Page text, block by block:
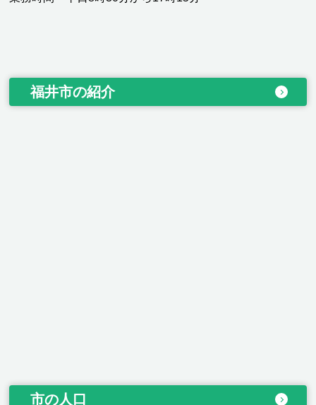
福井市の紹介
市の人口